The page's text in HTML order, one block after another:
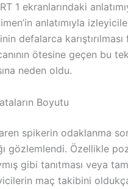
1 ekranlarındaki
anlatımıyla
defalarca
ötesine geçen bu
neden oldu.
Boyutu
spikerin odaklanma
gözlemlendi. Özellikle
gibi tanıtması veya
maç takibini